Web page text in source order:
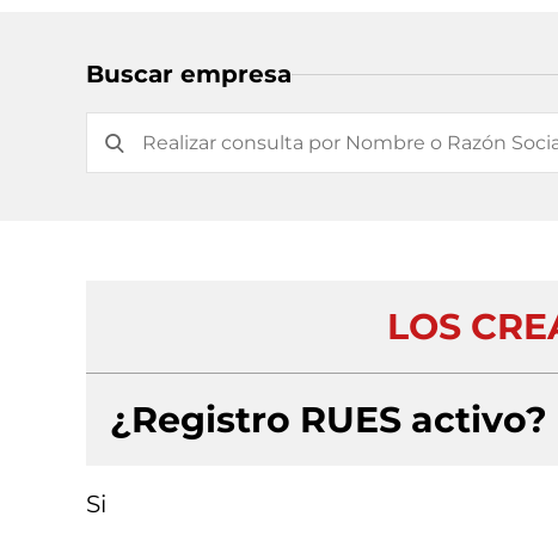
Buscar empresa
LOS
¿Registro RUES activo?
Si